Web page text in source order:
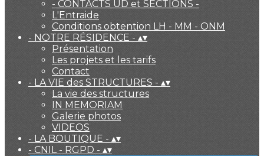
- CONTACTS UD et SECTIONS -
L'Entraide
Conditions obtention LH - MM - ONM
- NOTRE RÉSIDENCE - ▴▾
Présentation
Les projets et les tarifs
Contact
- LA VIE des STRUCTURES - ▴▾
La vie des structures
IN MEMORIAM
Galerie photos
VIDEOS
- LA BOUTIQUE - ▴▾
- CNIL - RGPD - ▴▾